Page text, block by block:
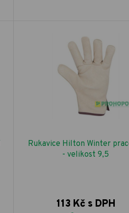
Rukavice Hilton Winter
- velikost 9,5
113 Kč s DPH